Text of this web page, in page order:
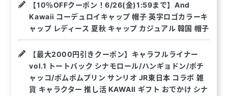
【10％OFFクーポン！6/26(金)1:59まで】And
Kawaii コーデュロイキャップ 帽子 英字ロゴカラーキ
ャップ レディース 夏秋 キャップ カジュアル 韓国 帽子
【最大2000円引きクーポン】キャラフルライナー
vol.1 トートバック シナモロール/ハンギョドン/ポチ
ャッコ/ポムポムプリン サンリオ JR東日本 コラボ 雑
貨 キャラクター 推し活 KAWAII ギフト おでかけ シナ